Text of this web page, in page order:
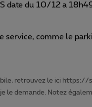
date du 10/12 a
service, comme le
retrouvez le ici
le demande. Notez